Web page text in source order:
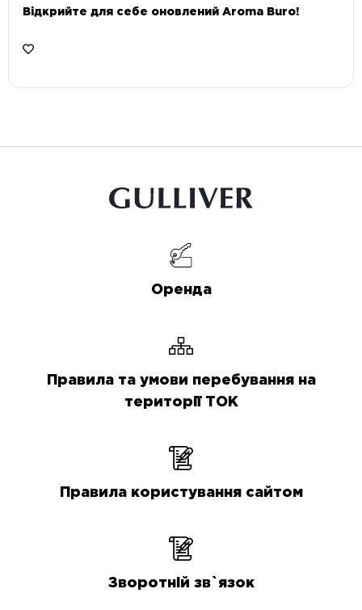
Відкрийте для себе оновлений Aroma Buro! ⠀
Оренда
Правила та умови перебування на
території ТОК
Правила користування сайтом
Зворотній зв`язок